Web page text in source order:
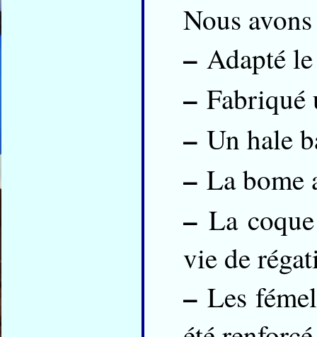
Nous
–Adapté le
–Fabriqué
–Un hale
–La bome
–La coque
vie de
–Les